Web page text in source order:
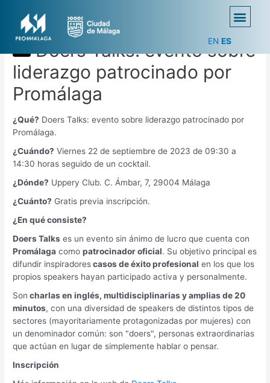
EN ES
Doers Talks: evento sobre
liderazgo patrocinado por
Promálaga
¿Qué? Doers Talks: evento sobre liderazgo patrocinado por
Promálaga.
¿Cuándo? Viernes 22 de septiembre de 2023 de 09:30 a
14:30 horas seguido de un cocktail.
¿Dónde? Uppery Club. C. Ámbar, 7, 29004 Málaga
¿Cuánto? Gratis previa inscripción.
¿En qué consiste?
Doers Talks es un evento sin ánimo de lucro que cuenta con
Promálaga comopatrocinador oficial. Su objetivo principal es
difundir inspiradorescasos de éxito profesional en los que los
propios speakers hayan participado activa y personalmente.
Son charlas en inglés, multidisciplinarias y amplias de 20
minutos, con una diversidad de speakers de distintos tipos de
sectores (mayoritariamente protagonizadas por mujeres) con
un denominador común: son "doers", personas extraordinarias
que actúan en lugar de simplemente hablar o pensar.
Inscripción